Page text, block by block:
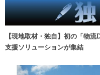
【現地取材・独自】初の「物
支援ソリューションが集結